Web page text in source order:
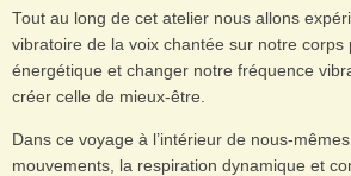
Tout au long de cet atelier nous allons
vibratoire de la voix chantée sur notre corps
énergétique et changer notre fréquence
créer celle de mieux-être.
Dans ce voyage à l’intérieur de nous-
mouvements, la respiration dynamique et